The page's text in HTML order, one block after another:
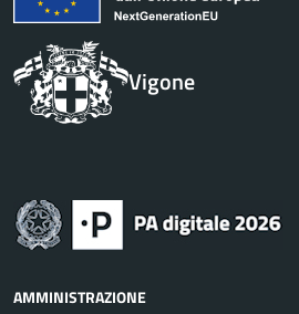
Vigone
AMMINISTRAZIONE